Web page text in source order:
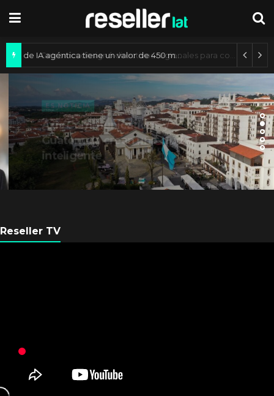
Mercado de IA agéntica tiene un valor de 450 mil millones de dólares
ES NOTICIA
Axis Communications y
Guatemala crean una ciudad
inteligente
Reseller TV